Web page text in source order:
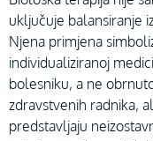
uključuje balansiranje
Njena primjena
individualiziranoj
bolesniku, a ne
zdravstvenih radnika,
predstavljaju